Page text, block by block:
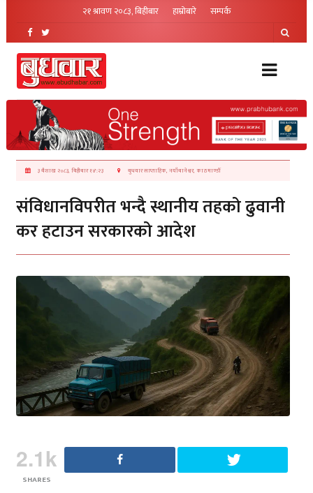
२१ श्रावण २०८३, बिहीबार हाम्रोबारे सम्पर्क
३ बैशाख २०८३, बिहीबार १४:२३ बुधवार साप्ताहिक, नयाँबानेश्वर, काठमाण्डौं
संविधानविपरीत भन्दै स्थानीय तहको ढुवानी
कर हटाउन सरकारको आदेश
2.1k
SHARES